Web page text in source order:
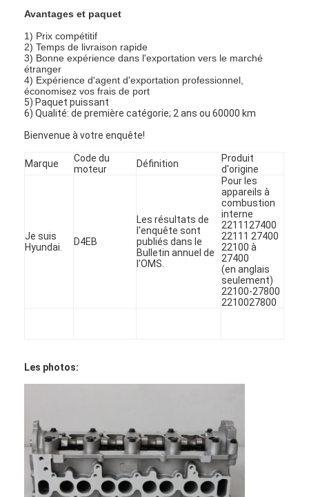
Produits
Vidéos
Avantages et paquet
1) Prix compétitif
2) Temps de livraison rapide
3) Bonne expérience dans l'exportation vers le marché
étranger
4) Expérience d'agent d'exportation professionnel,
économisez vos frais de port
5) Paquet puissant
6) Qualité: de première catégorie; 2 ans ou 60000 km
Bienvenue à votre enquête!
Marque
Code du
moteur
Définition
Produit
d'origine
Je suis
Hyundai.
D4EB
Les résultats de
l'enquête sont
publiés dans le
Bulletin annuel de
l'OMS.
Pour les
appareils à
combustion
interne
2211127400
22111 27400
22100 à
27400
(en anglais
seulement)
22100-27800
2210027800
Les photos: